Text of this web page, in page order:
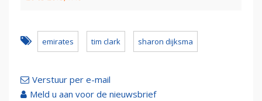
emirates tim clark sharon dijksma
Verstuur per e-mail
Meld u aan voor de nieuwsbrief